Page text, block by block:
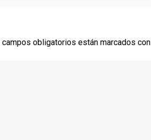
campos obligatorios están marcados con